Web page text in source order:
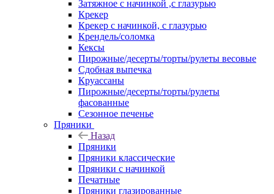
Затяжное с начинкой ,с глазурью
Крекер
Крекер с начинкой, с глазурью
Крендель/соломка
Кексы
Пирожные/десерты/торты/рулеты весовые
Сдобная выпечка
Круассаны
Пирожные/десерты/торты/рулеты
фасованные
Сезонное печенье
Пряники
Назад
Пряники
Пряники классические
Пряники с начинкой
Печатные
Пряники глазированные